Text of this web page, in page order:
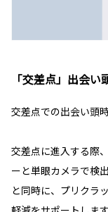
「交差点」出会
交差点での出会い頭
交差点に進入する際
ーと単眼カメラで検
と同時に、プリクラ